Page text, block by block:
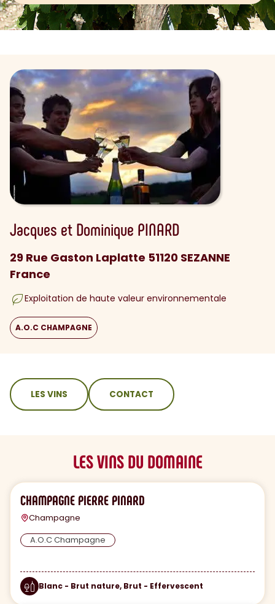
Jacques et Dominique PINARD
29 Rue Gaston Laplatte 51120 SEZANNE
France
Exploitation de haute valeur environnementale
A.O.C CHAMPAGNE
sommaire
LES VINS CONTACT
LES VINS DU DOMAINE
CHAMPAGNE PIERRE PINARD
Champagne
A.O.C Champagne
Blanc - Brut nature, Brut - Effervescent